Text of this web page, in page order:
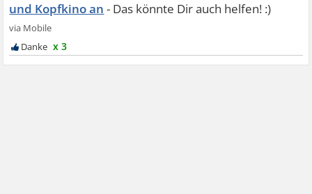
und Kopfkino an
x 3